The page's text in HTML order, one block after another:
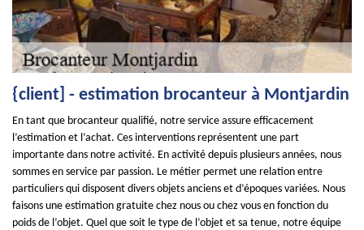
{client] - estimation brocanteur à Montjardin
En tant que brocanteur qualifié, notre service assure efficacement
l’estimation et l’achat. Ces interventions représentent une part
importante dans notre activité. En activité depuis plusieurs années, nous
sommes en service par passion. Le métier permet une relation entre
particuliers qui disposent divers objets anciens et d’époques variées. Nous
faisons une estimation gratuite chez nous ou chez vous en fonction du
poids de l’objet. Quel que soit le type de l’objet et sa tenue, notre équipe